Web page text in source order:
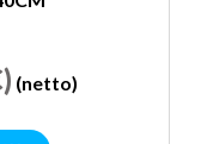
(netto)